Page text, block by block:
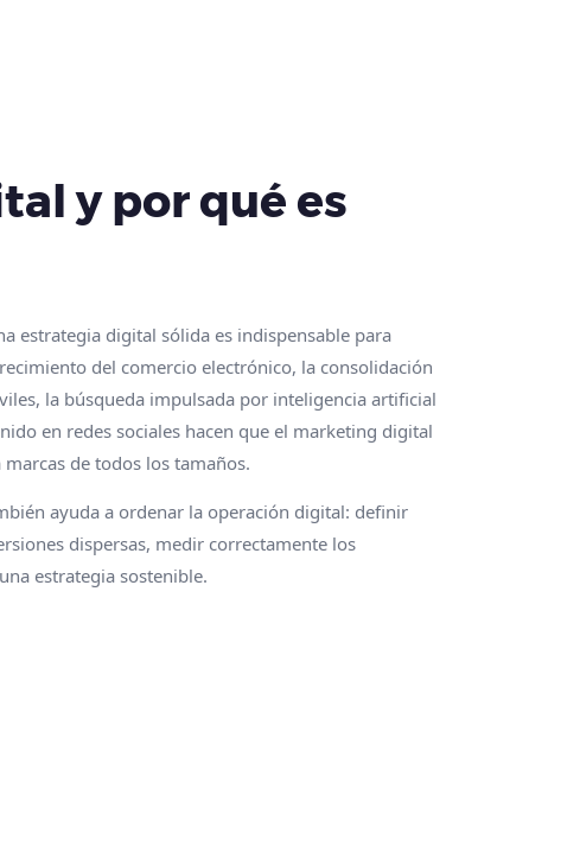
y por qué es
estrategia digital sólida es indispensable para
del comercio electrónico, la consolidación
la búsqueda impulsada por inteligencia artificial
en redes sociales hacen que el marketing digital
de todos los tamaños.
ayuda a ordenar la operación digital: definir
dispersas, medir correctamente los
estrategia sostenible.